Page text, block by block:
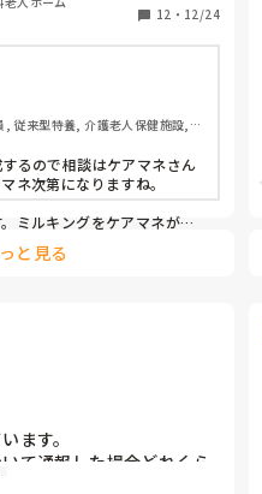
12 ・ 12/24
, 従来型特養, 介護老人保健施設,
るので相談はケアマネさん
ネ次第になりますね。
ミルキングをケアマネがど
合の良いように解釈してた
が一逆流させて感染症、体
課に通報しても良いのかも
発見した場合は、報告義務
と見る
ます。
て通報した場合どれくら